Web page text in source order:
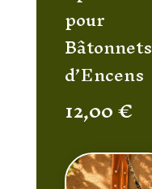
pour
Bâtonnets
d’Encens
12,00€